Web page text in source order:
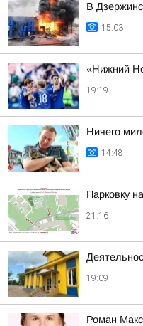
В
15:03
«Нижний
19:19
Ничего
14:48
Парковку
21:16
19:09
Роман